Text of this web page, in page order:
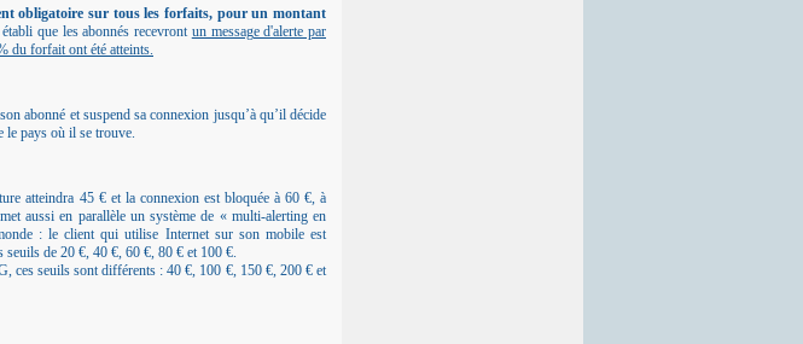
obligatoire sur tous les forfaits, pour un montant
que les abonnés recevront un message d'alerte par
du forfait ont été atteints.
abonné et suspend sa connexion jusqu’à qu’il décide
le pays où il se trouve.
atteindra 45 € et la connexion est bloquée à 60 €, à
aussi en parallèle un système de « multi-alerting en
: le client qui utilise Internet sur son mobile est
seuils de 20 €, 40 €, 60 €, 80 € et 100 €.
ces seuils sont différents : 40 €, 100 €, 150 €, 200 € et